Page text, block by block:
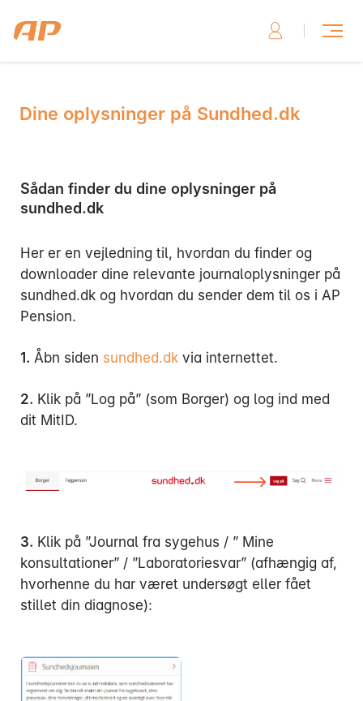
Dine oplysninger på Sundhed.dk
Sådan finder du dine oplysninger på
sundhed.dk
Her er en vejledning til, hvordan du finder og
downloader dine relevante journaloplysninger på
sundhed.dk og hvordan du sender dem til os i AP
Pension.
1. Åbn siden sundhed.dk via internettet.
2. Klik på ”Log på” (som Borger) og log ind med
dit MitID.
3. Klik på ”Journal fra sygehus / ” Mine
konsultationer” / ”Laboratoriesvar” (afhængig af,
hvorhenne du har været undersøgt eller fået
stillet din diagnose):
Skriv til os, hvis du har brug for hjælp
Skriv til os her
Ring til os, hvis du har brug for hjælp
Mandag:
Tirsdag:
Torsdag:
Fredag:
3916 5000